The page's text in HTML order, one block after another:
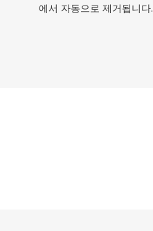
에서 자동으로 제거됩니다.